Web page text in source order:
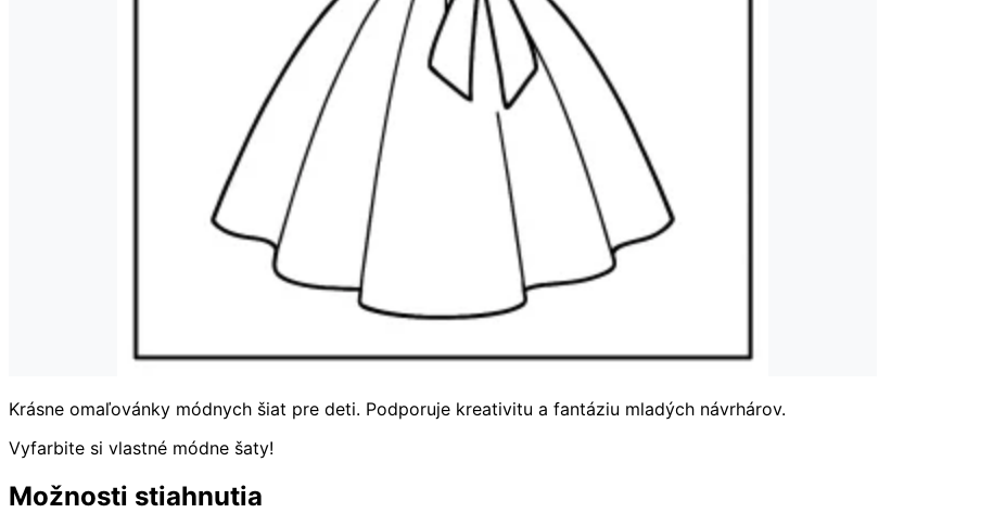
Krásne omaľovánky módnych šiat pre deti. Podporuje kreativitu a fantáziu mladých návrhárov.
Vyfarbite si vlastné módne šaty!
Možnosti stiahnutia